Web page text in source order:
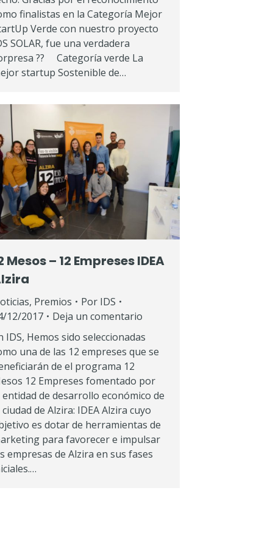
finalistas en la Categoría Mejor
Verde con nuestro proyecto
SOLAR, fue una verdadera
?? Categoría verde La
startup Sostenible de…
Mesos – 12 Empreses IDEA
, Premios Por IDS
12/2017
Deja un comentario
IDS, Hemos sido seleccionadas
una de las 12 empreses que se
de el programa 12
12 Empreses fomentado por
entidad de desarrollo económico de
ciudad de Alzira: IDEA Alzira cuyo
es dotar de herramientas de
para favorecer e impulsar
empresas de Alzira en sus fases